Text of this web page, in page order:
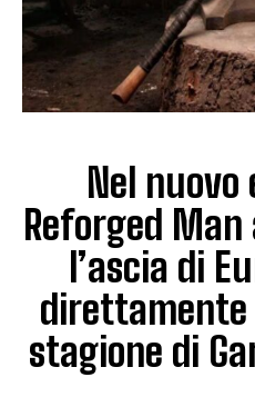
Nel nuovo
Reforged
l’ascia di
stagione di